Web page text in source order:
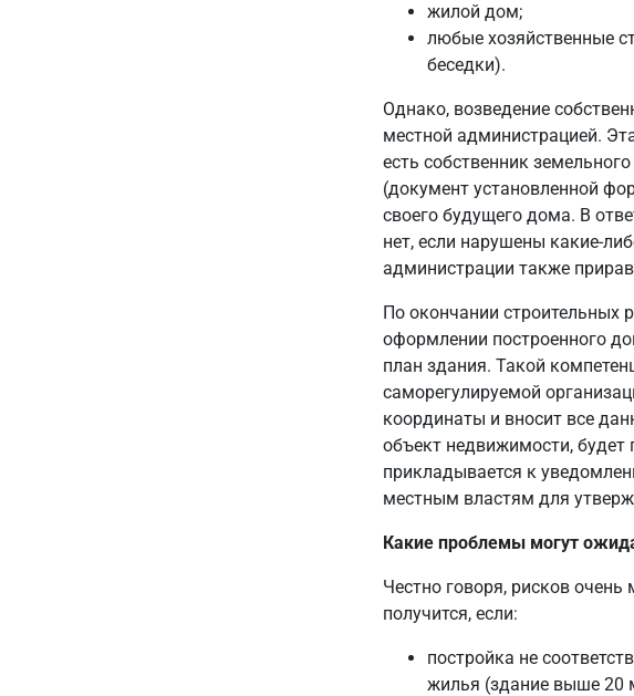
жилой дом;
любые хозяйственные
беседки).
Однако, возведение
местной администрацией.
есть собственник
(документ установленной
своего будущего дома. В
нет, если нарушены какие-
администрации также
По окончании строительных
оформлении построенного
план здания. Такой
саморегулируемой
координаты и вносит все
объект недвижимости, будет
прикладывается к
местным властям для
Какие проблемы могут
Честно говоря, рисков
получится, если:
постройка не
жилья (здание выше 20